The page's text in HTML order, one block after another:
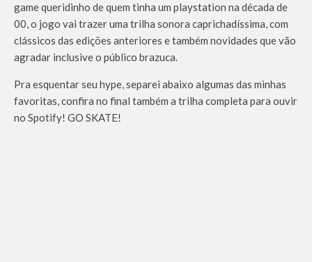
game queridinho de quem tinha um playstation na década de
00, o jogo vai trazer uma trilha sonora caprichadíssima, com
clássicos das edições anteriores e também novidades que vão
agradar inclusive o público brazuca.
Pra esquentar seu hype, separei abaixo algumas das minhas
favoritas, confira no final também a trilha completa para ouvir
no Spotify! GO SKATE!